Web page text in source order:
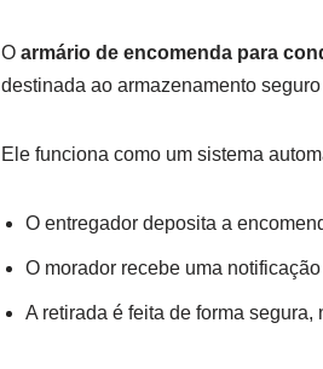
O armário de encomenda para
destinada ao armazenamento
Ele funciona como um sistema
O entregador deposita a
O morador recebe uma notificação
A retirada é feita de forma